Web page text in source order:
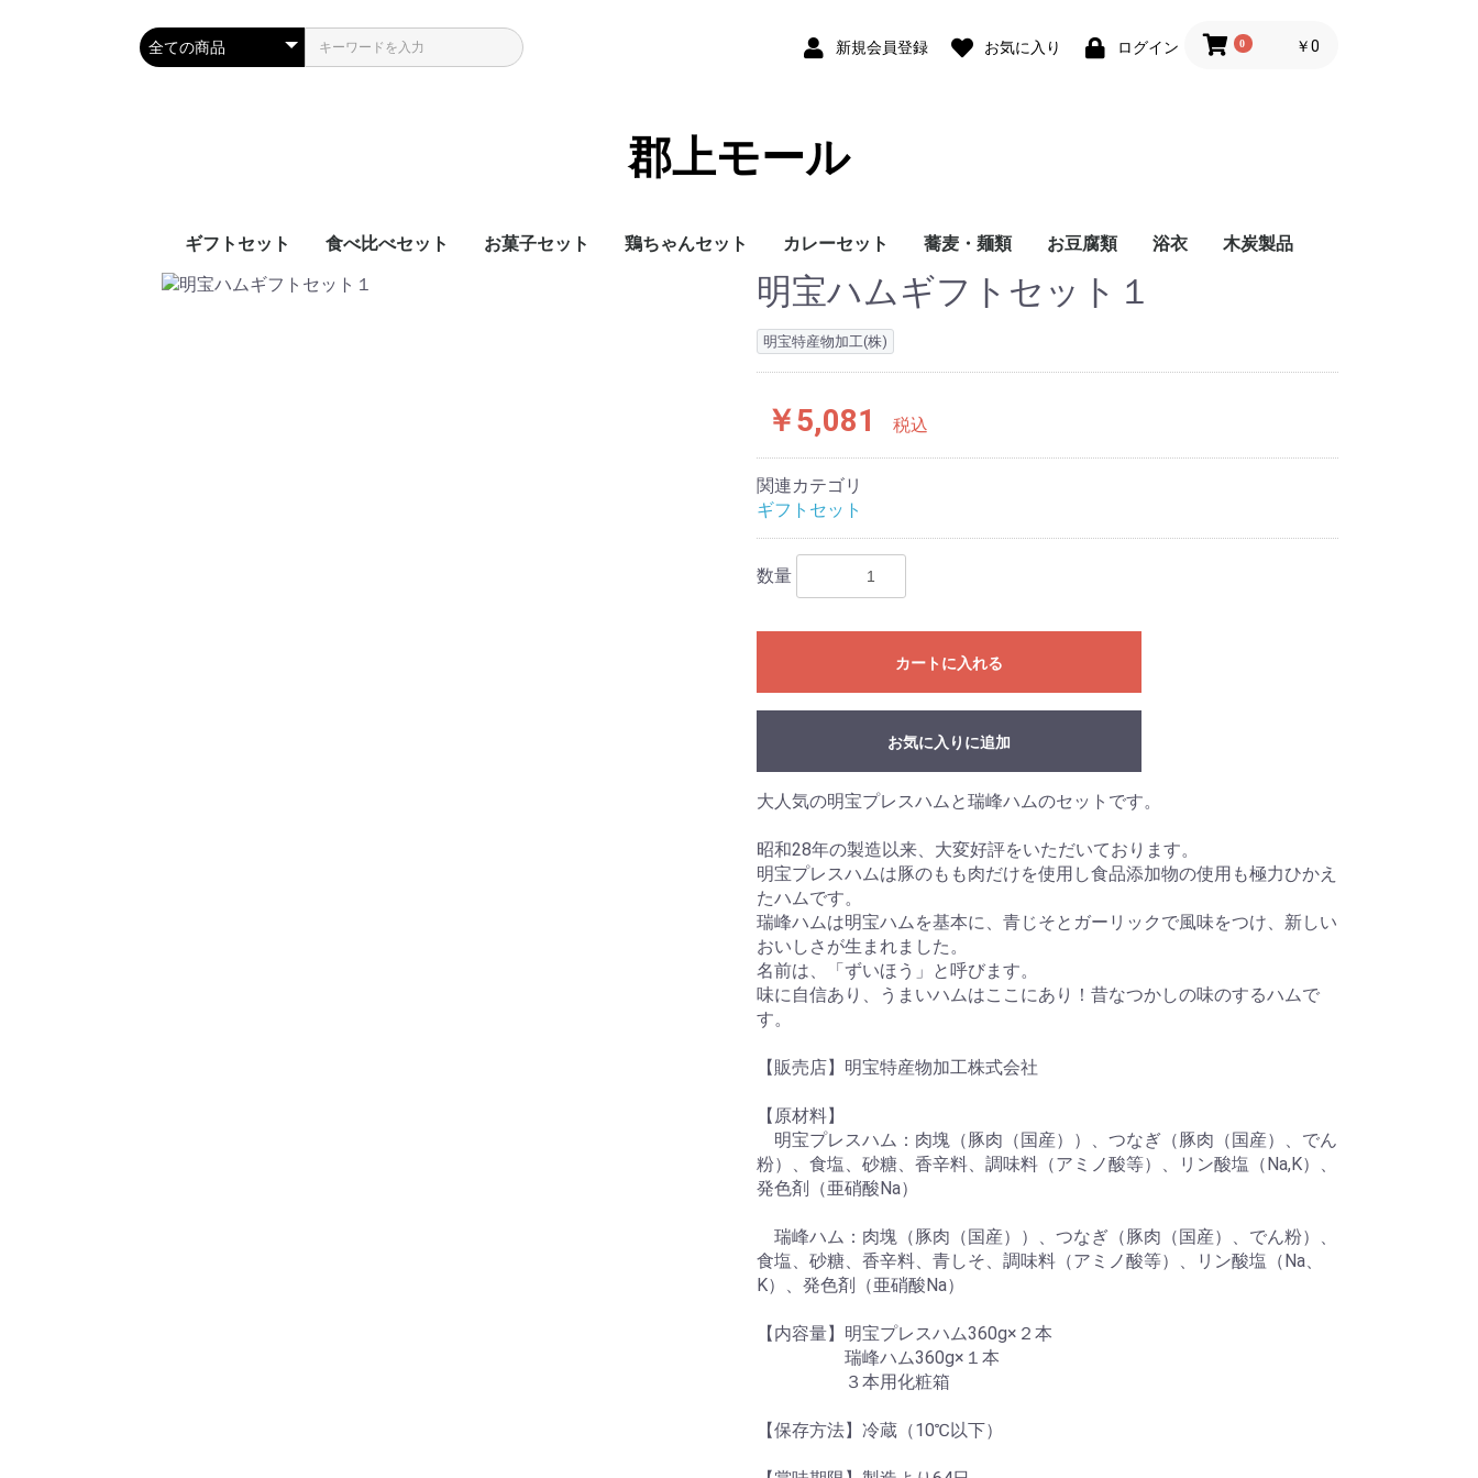
新規会員登録 お気に入り ログイン 0 ￥0
郡上モール
ギフトセット 食べ比べセット お菓子セット 鶏ちゃんセット カレーセット 蕎麦・麺類 お豆腐類 浴衣 木炭製品
明宝ハムギフトセット１
明宝特産物加工(株)
￥5,081 税込
関連カテゴリ
ギフトセット
数量
カートに入れる
お気に入りに追加
大人気の明宝プレスハムと瑞峰ハムのセットです。
昭和28年の製造以来、大変好評をいただいております。
明宝プレスハムは豚のもも肉だけを使用し食品添加物の使用も極力ひかえ
たハムです。
瑞峰ハムは明宝ハムを基本に、青じそとガーリックで風味をつけ、新しい
おいしさが生まれました。
名前は、「ずいほう」と呼びます。
味に自信あり、うまいハムはここにあり！昔なつかしの味のするハムで
す。
【販売店】明宝特産物加工株式会社
【原材料】
明宝プレスハム：肉塊（豚肉（国産））、つなぎ（豚肉（国産）、でん
粉）、食塩、砂糖、香辛料、調味料（アミノ酸等）、リン酸塩（Na,K）、
発色剤（亜硝酸Na）
瑞峰ハム：肉塊（豚肉（国産））、つなぎ（豚肉（国産）、でん粉）、
食塩、砂糖、香辛料、青しそ、調味料（アミノ酸等）、リン酸塩（Na、
K）、発色剤（亜硝酸Na）
【内容量】明宝プレスハム360g×２本
瑞峰ハム360g×１本
３本用化粧箱
【保存方法】冷蔵（10℃以下）